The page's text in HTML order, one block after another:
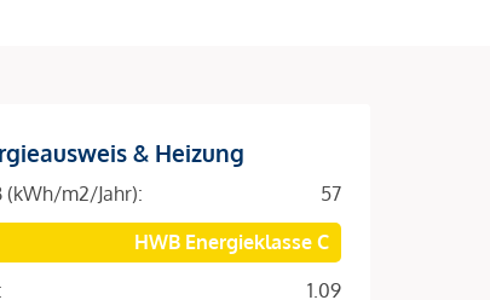
& Heizung
(kWh/m2/Jahr):
57
HWB Energieklasse C
1.09